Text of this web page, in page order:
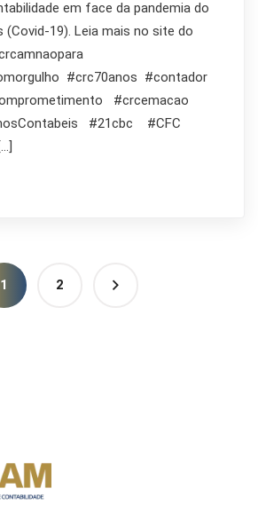
em face da pandemia do
(Covid-19). Leia mais no site do
#crc70anos #contador
#crcemacao
#21cbc #CFC
1 2